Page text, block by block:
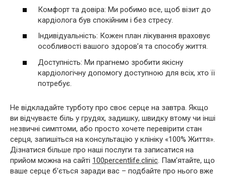
Комфорт та довіра: Ми робимо все, щоб візит до
кардіолога був спокійним і без стресу.
Індивідуальність: Кожен план лікування враховує
особливості вашого здоров’я та способу життя.
Доступність: Ми прагнемо зробити якісну
кардіологічну допомогу доступною для всіх, хто її
потребує.
Не відкладайте турботу про своє серце на завтра. Якщо
ви відчуваєте біль у грудях, задишку, швидку втому чи інші
незвичні симптоми, або просто хочете перевірити стан
серця, запишіться на консультацію у клініку «100% Життя».
Дізнатися більше про наші послуги та записатися на
прийом можна на сайті 100percentlife.clinic . Пам’ятайте, що
ваше серце б’ється заради вас – подбайте про нього вже